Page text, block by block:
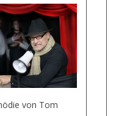
von Tom